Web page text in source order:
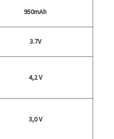
950mAh
3.7V
4,2 V
3,0 V